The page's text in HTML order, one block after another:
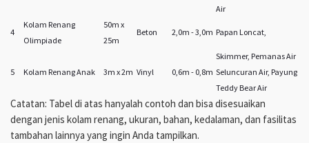
Air
4
Kolam Renang
Olimpiade
50m x
25m
Beton 2,0m - 3,0m Papan Loncat,
Skimmer, Pemanas Air
5
Kolam Renang Anak 3m x 2m Vinyl 0,6m - 0,8m Seluncuran Air, Payung
Teddy Bear Air
Catatan: Tabel di atas hanyalah contoh dan bisa disesuaikan
dengan jenis kolam renang, ukuran, bahan, kedalaman, dan fasilitas
tambahan lainnya yang ingin Anda tampilkan.